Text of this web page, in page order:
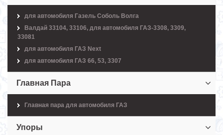
для автомобиля Газель Соболь Волга
Валдай 33104, 33106, для автомобиля ГАЗ-3308, 3309,
33081
для автомобиля ГАЗ Next
для автомобиля ГАЗ 66, 53, 3307
Главная Пара
Главная пара для автомобиля ГАЗ
Упоры